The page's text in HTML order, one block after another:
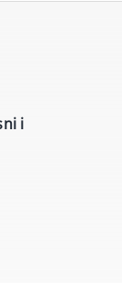
i